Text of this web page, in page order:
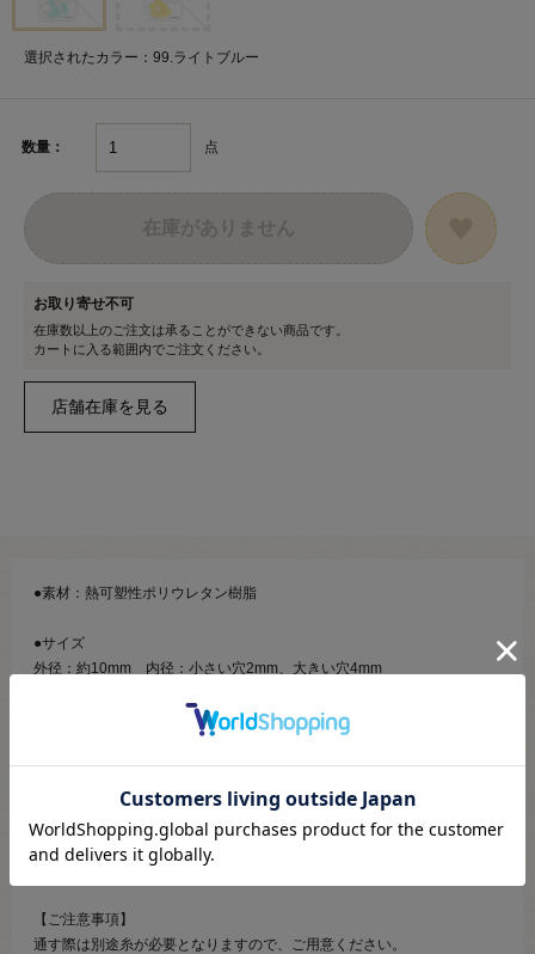
選択されたカラー：99.ライトブルー
数量： 点
お取り寄せ不可
在庫数以上のご注文は承ることができない商品です。
カートに入る範囲内でご注文ください。
●素材：熱可塑性ポリウレタン樹脂
●サイズ
外径：約10mm 内径：小さい穴2mm、大きい穴4mm
後付けでゴムひものサイズが調整できる、ソフトな肌あたりのストッパ
【ご注意事項】
通す際は別途糸が必要となりますので、ご用意ください。